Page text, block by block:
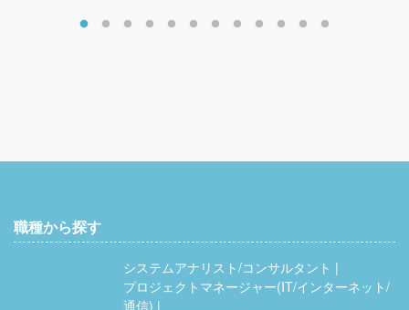
職種から探す
システムアナリスト/コンサルタント
プロジェクトマネージャー(IT/インターネット/
通信)